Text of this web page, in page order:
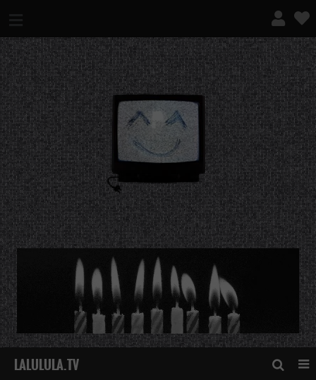
¿QUÉ ES ESTO?